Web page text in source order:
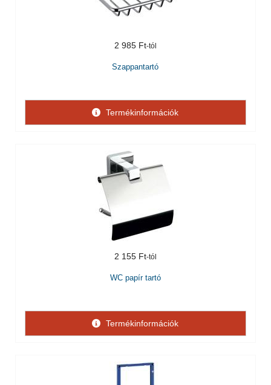
2 985 Ft
Szappantartó
Termékinformációk
2 155 Ft
WC papír tartó
Termékinformációk